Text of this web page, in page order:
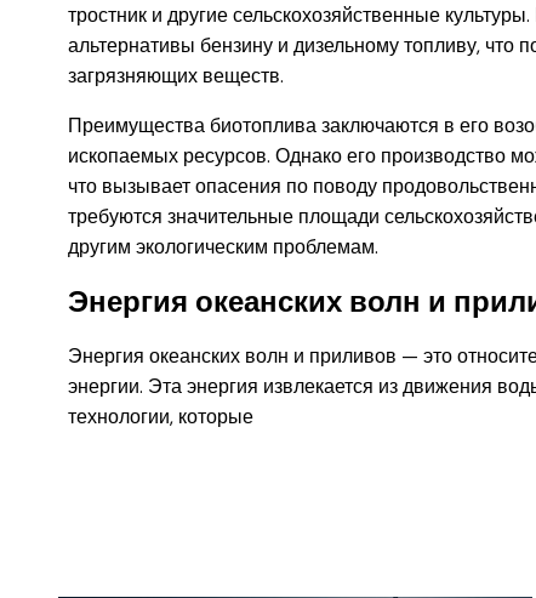
тростник и другие сельскохозяйственные
альтернативы бензину и дизельному топливу, что
загрязняющих веществ.
Преимущества биотоплива заключаются в его
ископаемых ресурсов. Однако его производство
что вызывает опасения по поводу
требуются значительные площади
другим экологическим проблемам.
Энергия океанских волн и
Энергия океанских волн и приливов — это
энергии. Эта энергия извлекается из движения
технологии, которые